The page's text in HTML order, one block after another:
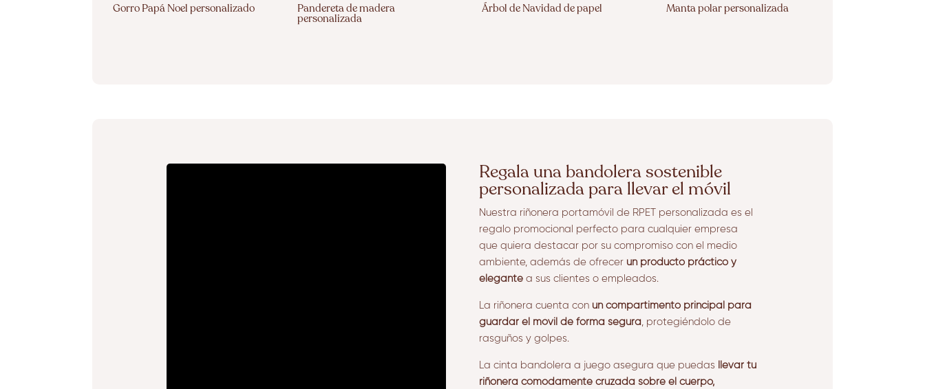
Gorro Papá Noel personalizado Pandereta de madera
personalizada
Árbol de Navidad de papel Manta polar personalizada
Regala una bandolera sostenible
personalizada para llevar el móvil
Nuestra riñonera portamóvil de RPET personalizada es el
regalo promocional perfecto para cualquier empresa
que quiera destacar por su compromiso con el medio
ambiente, además de ofrecer un producto práctico y
elegantea sus clientes o empleados.
La riñonera cuenta con un compartimento principal para
guardar el móvil de forma segura, protegiéndolo de
rasguños y golpes.
La cinta bandolera a juego asegura que puedas
llevar tu
riñonera cómodamente cruzada sobre el cuerpo,